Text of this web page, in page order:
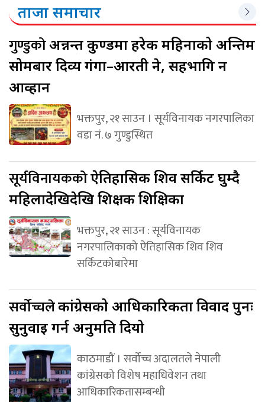
ताजा समाचार
गुण्डुकोअन्नन्त कुण्डमा हरेक महिनाको अन्तिम
सोमबार दिव्य गंगा–आरती हुने, सहभागि हुन
आव्हान
भक्तपुर, २१ साउन । सूर्यविनायक नगरपालिका
वडा नं. ७ गुण्डुस्थित
सूर्यविनायककोऐतिहासिक शिव सर्किट घुम्दै
महिलादेखिदेखि शिक्षक शिक्षिका
भक्तपुर, २१ साउन : सूर्यविनायक
नगरपालिकाको ऐतिहासिक शिव शिव
सर्किटकोबारेमा
सर्वोच्चलेकांग्रेसको आधिकारिकता विवाद पुनः
सुनुवाइ गर्न अनुमति दियो
काठमाडौं । सर्वोच्च अदालतले नेपाली
कांग्रेसको विशेष महाधिवेशन तथा
आधिकारिकतासम्बन्धी